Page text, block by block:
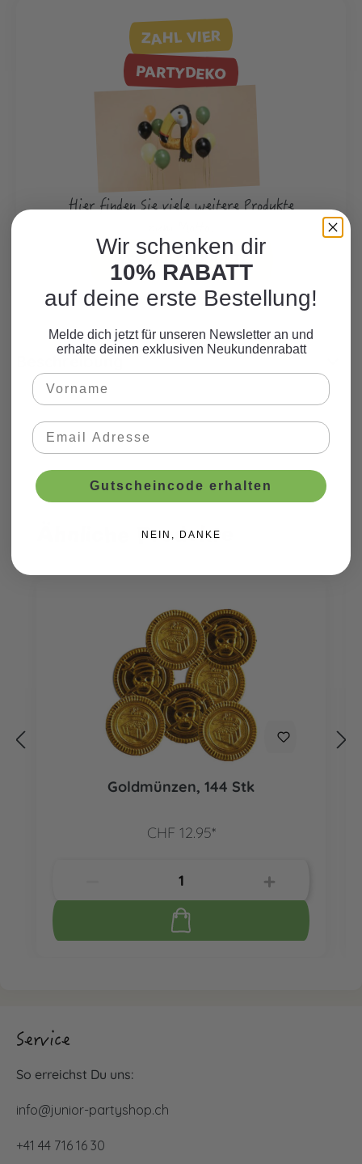
ZAHL VIER
PARTYDEKO
Hier finden Sie viele weitere Produkte
WEITERE PRODUKTE
Produktgalerie überspringen
Ähnliche Produkte
Goldmünzen, 144 Stk
CHF 12.95*
Service
So erreichst Du uns:
info@junior-partyshop.ch
+41 44 716 16 30
Wir schenken dir
10% RABATT
auf deine erste Bestellung!
Melde dich jetzt für unseren Newsletter an und
erhalte deinen exklusiven Neukundenrabatt
Gutscheincode erhalten
NEIN, DANKE